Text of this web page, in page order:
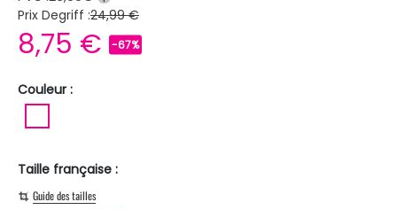
Prix Degriff :24,99 €
8,75 € -67%
Couleur :
Taille française :
Guide des tailles